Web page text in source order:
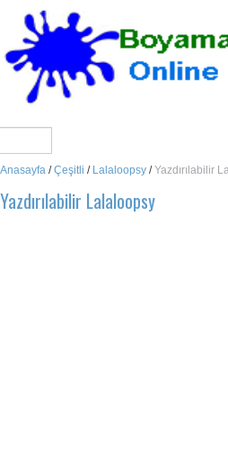
Anasayfa /Çeşitli / Lalaloopsy /Yazdırılabilir
Yazdırılabilir Lalaloopsy